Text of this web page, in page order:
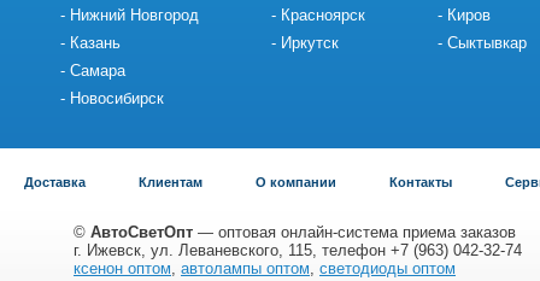
Нижний Новгород
Казань
Самара
Новосибирск
Красноярск
Иркутск
Киров
Сыктывкар
Доставка Клиентам О компании Контакты
© АвтоСветОпт — оптовая онлайн-система приема заказов
г. Ижевск, ул. Леваневского, 115, телефон +7 (963) 042-32-74
ксенон оптом, автолампы оптом, светодиоды оптом